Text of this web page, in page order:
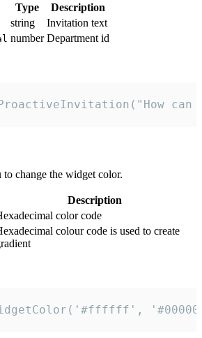
Type
Description
string
Invitation text
number Department id
change the widget color.
Description
color code
colour code is used to create